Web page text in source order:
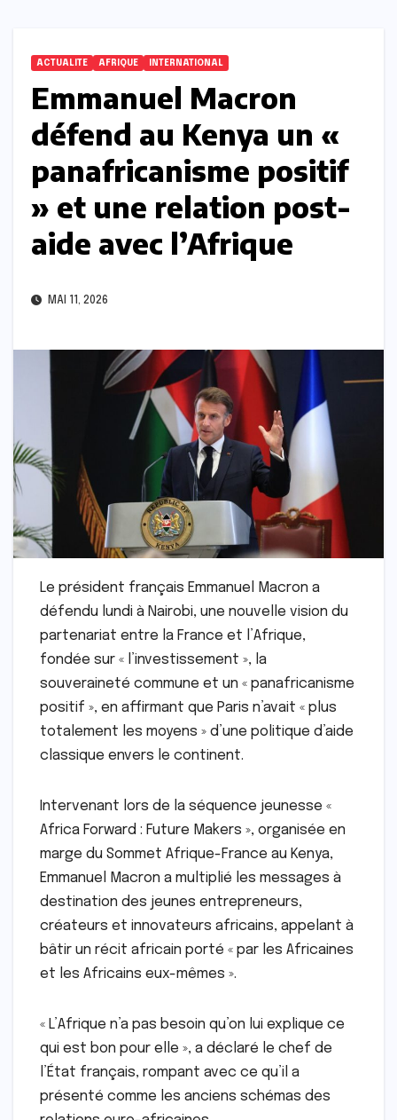
ACTUALITE AFRIQUE INTERNATIONAL
Emmanuel Macron
défend au Kenya un «
panafricanisme positif
» et une relation post-
aide avec l’Afrique
MAI 11, 2026
Le président français Emmanuel Macron a
défendu lundi à Nairobi, une nouvelle vision du
partenariat entre la France et l’Afrique,
fondée sur « l’investissement », la
souveraineté commune et un « panafricanisme
positif », en affirmant que Paris n’avait « plus
totalement les moyens » d’une politique d’aide
classique envers le continent.
Intervenant lors de la séquence jeunesse «
Africa Forward : Future Makers », organisée en
marge du Sommet Afrique-France au Kenya,
Emmanuel Macron a multiplié les messages à
destination des jeunes entrepreneurs,
créateurs et innovateurs africains, appelant à
bâtir un récit africain porté « par les Africaines
et les Africains eux-mêmes ».
« L’Afrique n’a pas besoin qu’on lui explique ce
qui est bon pour elle », a déclaré le chef de
l’État français, rompant avec ce qu’il a
présenté comme les anciens schémas des